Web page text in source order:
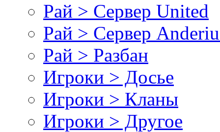
Рай > Сервер United
Рай > Сервер
Рай > Разбан
Игроки > Досье
Игроки > Кланы
Игроки > Другое